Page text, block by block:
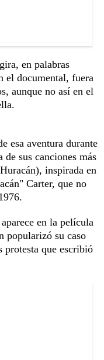
en palabras
el documental, fuera
aunque no así en el
esa aventura durante
sus canciones más
inspirada en
Carter, que no
en la película
popularizó su caso
protesta que escribió